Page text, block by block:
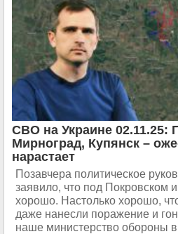
СВО на Украине 02.11.25:
Мирноград, Купянск –
нарастает
Позавчера политическое
заявило, что под Покровском
хорошо. Настолько хорошо,
даже нанесли поражение и
наше министерство обороны в